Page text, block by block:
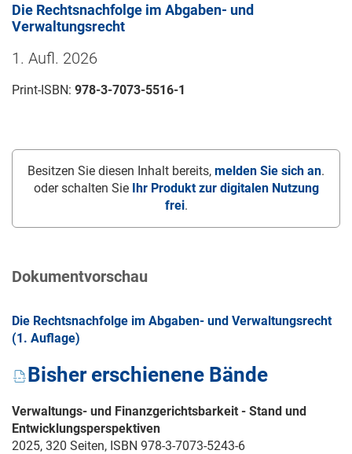
Die Rechtsnachfolge im Abgaben- und
Verwaltungsrecht
1. Aufl. 2026
Print-ISBN: 978-3-7073-5516-1
Besitzen Sie diesen Inhalt bereits, melden Sie sich an.
oder schalten Sie Ihr Produkt zur digitalen Nutzung
frei.
Dokumentvorschau
Die Rechtsnachfolge im Abgaben- und Verwaltungsrecht
(1. Auflage)
Bisher erschienene Bände
Verwaltungs- und Finanzgerichtsbarkeit - Stand und
Entwicklungsperspektiven
2025, 320 Seiten, ISBN 978-3-7073-5243-6